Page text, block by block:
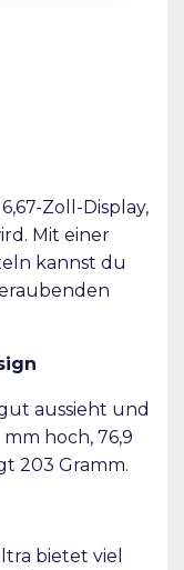
Zoll-Display,
Mit einer
kannst du
gut aussieht und
hoch, 76,9
203 Gramm.
bietet viel